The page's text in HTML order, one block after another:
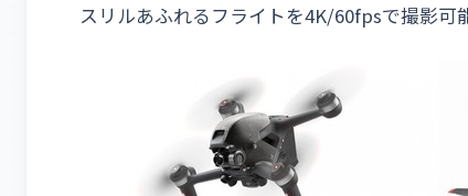
スリルあふれるフライトを4K/60fpsで撮影可